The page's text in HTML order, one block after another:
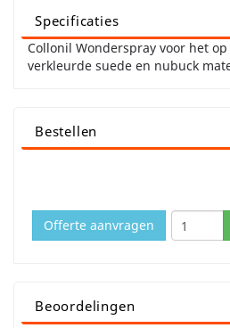
Specificaties
Collonil Wonderspray voor het
verkleurde suede en nubuck
Bestellen
Offerte aanvragen
Beoordelingen